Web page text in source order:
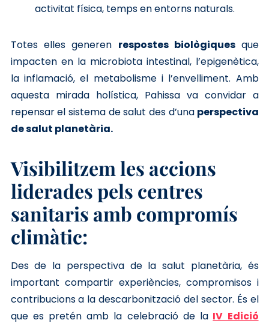
activitat física, temps en entorns naturals.
Totes elles generen respostes biològiques que
impacten en la microbiota intestinal, l’epigenètica,
la inflamació, el metabolisme i l’envelliment. Amb
aquesta mirada holística, Pahissa va convidar a
repensar el sistema de salut des d’unaperspectiva
de salut planetària.
Visibilitzem les accions
liderades pels centres
sanitaris amb compromís
climàtic:
Des de la perspectiva de la salut planetària, és
important compartir experiències, compromisos i
contribucions a la descarbonització del sector. És el
que es pretén amb la celebració de la IV Edició